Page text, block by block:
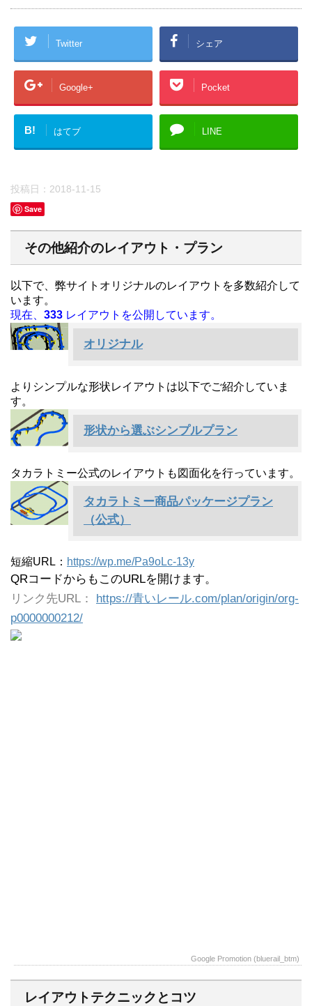
Twitter シェア
Google+ Pocket
B! はてブ LINE
投稿日： 2018-11-15
Save
その他紹介のレイアウト・プラン
以下で、弊サイトオリジナルのレイアウトを多数紹介して
います。
現在、 333 レイアウトを公開しています。
オリジナル
よりシンプルな形状レイアウトは以下でご紹介していま
す。
形状から選ぶシンプルプラン
タカラトミー公式のレイアウトも図面化を行っています。
タカラトミー商品パッケージプラン
（公式）
短縮URL： https://wp.me/Pa9oLc-13y
QRコードからもこのURLを開けます。
リンク先URL：
https://青いレール.com/plan/origin/org-
p0000000212/
Google Promotion (bluerail_btm)
レイアウトテクニックとコツ